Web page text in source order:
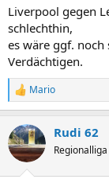
Liverpool gegen
schlechthin,
es wäre ggf. noch
Verdächtigen.
R
e
k
t
i
Mario
Rudi 62
Regionalliga